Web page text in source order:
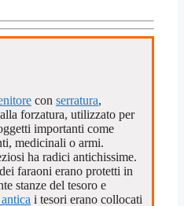
con serratura,
forzatura, utilizzato per
importanti come
medicinali o armi.
ha radici antichissime.
faraoni erano protetti in
stanze del tesoro e
i tesori erano collocati